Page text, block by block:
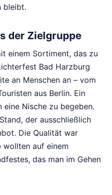
bleibt.
der Zielgruppe
einem Sortiment, das zu
Bad Harzburg
an Menschen an – vom
aus Berlin. Ein
eine Nische zu begeben.
der ausschließlich
Die Qualität war
wollten auf einem
das man im Gehen